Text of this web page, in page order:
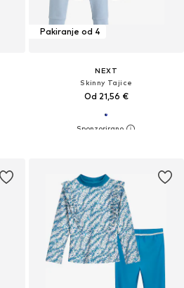
Pakiranje od 4
NEXT
Skinny Tajice
Od 21,56 €